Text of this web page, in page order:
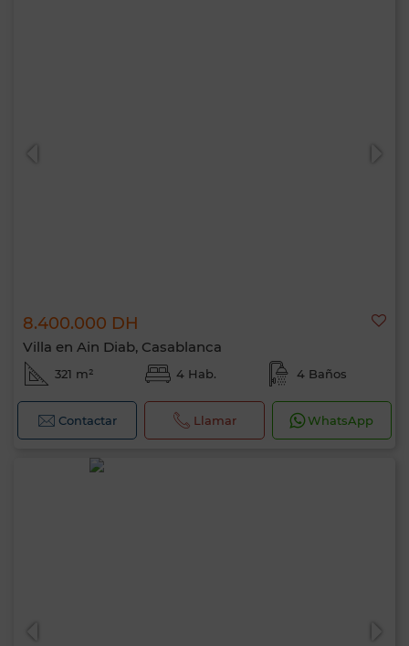
8.400.000 DH
Villa en Ain Diab, Casablanca
321 m² 4 Hab. 4 Baños
Contactar Llamar WhatsApp